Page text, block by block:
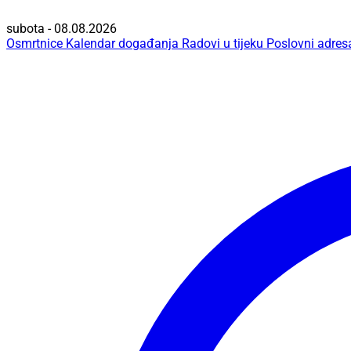
subota - 08.08.2026
Osmrtnice Kalendar događanja Radovi u tijeku Poslovni